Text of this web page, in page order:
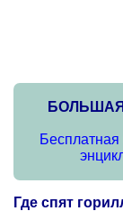
Бесплатная
Где спят